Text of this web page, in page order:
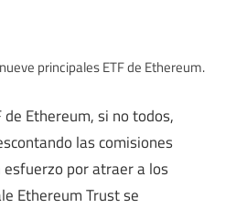
principales ETF de Ethereum.
de Ethereum, si no todos,
las comisiones
por atraer a los
Ethereum Trust se